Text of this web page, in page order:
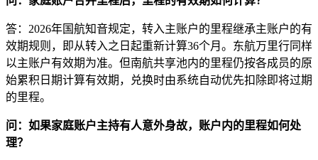
答：2026年国航知音规定，转入主账户的里程继承主账户的有
效期规则，即从转入之日起重新计算36个月。东航万里行同样
以主账户有效期为准。但南航共享池内的里程仍按各成员的原
始累积日期计算有效期，兑换时由系统自动优先扣除即将过期
的里程。
问：如果家庭账户主持有人意外身故，账户内的里程如何处
理？